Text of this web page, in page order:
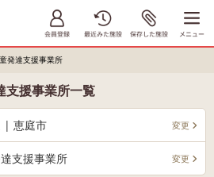
発達支援事業所
支援事業所一覧
| 恵庭市 変更
支援事業所 変更